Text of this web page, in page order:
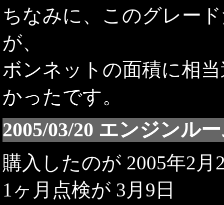
ちなみに、このグレー
が、
ボンネットの面積に相
かったです。
2005/03/20 エンジンル
購入したのが 2005年2月
1ヶ月点検が 3月9日